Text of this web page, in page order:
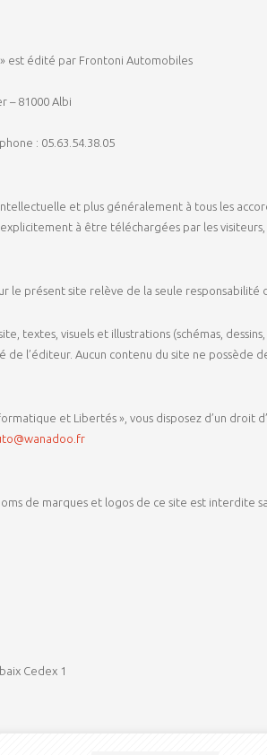
est édité par Frontoni Automobiles
– 81000 Albi
: 05.63.54.38.05
et plus généralement à tous les
explicitement à être téléchargées par les
le présent site relève de la seule responsabilité
textes, visuels et illustrations (schémas,
l’éditeur. Aucun contenu du site ne possède
et Libertés », vous disposez d’un
de marques et logos de ce site est interdite
Cedex 1